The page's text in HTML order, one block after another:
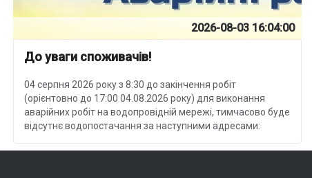
2026-08-03 16:04:00
До уваги споживачів!
04 серпня 2026 року з 8:30 до закінчення робіт
(орієнтовно до 17:00 04.08.2026 року) для виконання
аварійних робіт на водопровідній мережі, тимчасово буде
відсутнє водопостачання за наступними адресами: